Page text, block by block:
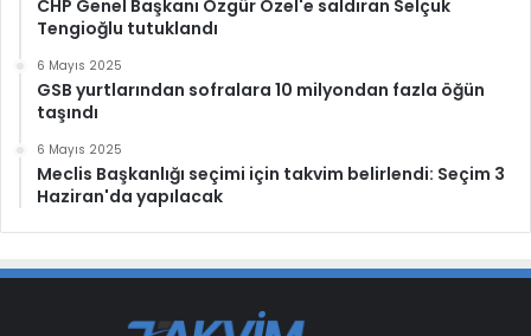
CHP Genel Başkanı Özgür Özel'e saldıran Selçuk
Tengioğlu tutuklandı
6 Mayıs 2025
GSB yurtlarından sofralara 10 milyondan fazla öğün
taşındı
6 Mayıs 2025
Meclis Başkanlığı seçimi için takvim belirlendi: Seçim 3
Haziran'da yapılacak